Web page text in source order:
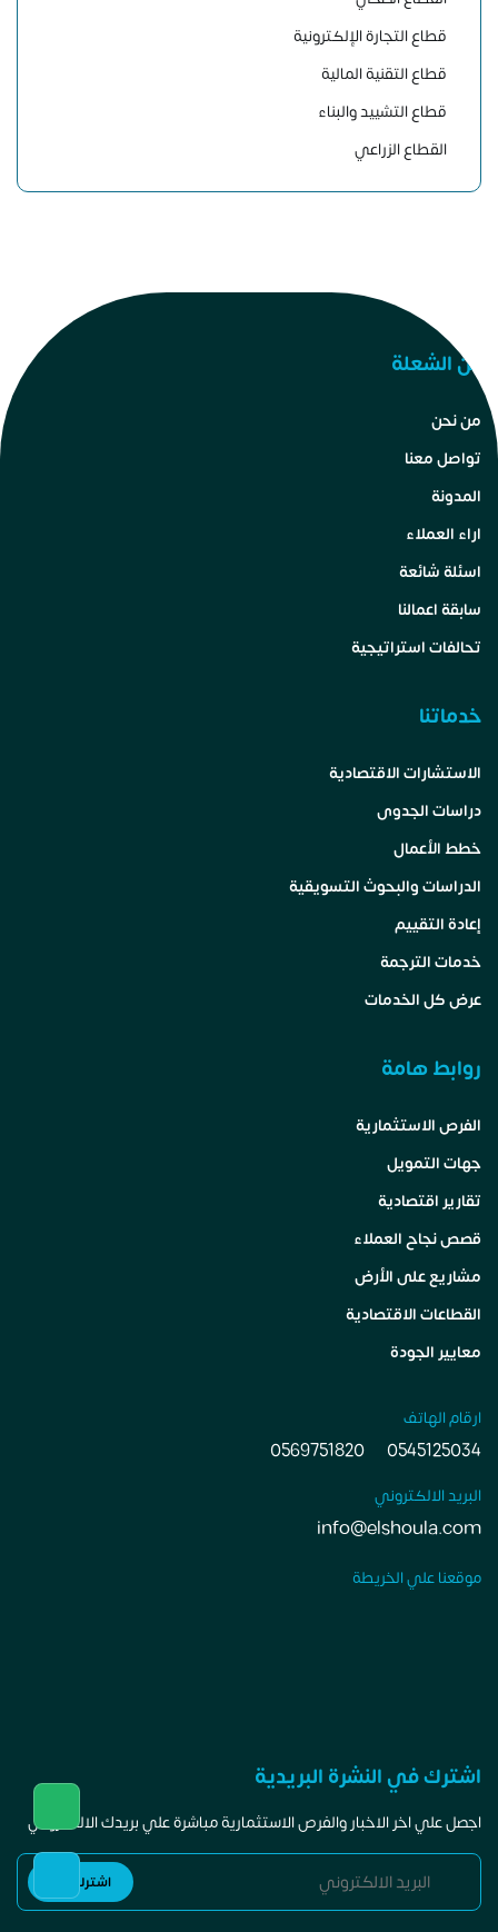
قطاع التجارة الإلكترونية
قطاع التقنية المالية
قطاع التشييد والبناء
القطاع الزراعي
عن الشعلة
من نحن
تواصل معنا
المدونة
اراء العملاء
اسئلة شائعة
سابقة اعمالنا
تحالفات استراتيجية
خدماتنا
الاستشارات الاقتصادية
دراسات الجدوى
خطط الأعمال
الدراسات والبحوث التسويقية
إعادة التقييم
خدمات الترجمة
عرض كل الخدمات
روابط هامة
الفرص الاستثمارية
جهات التمويل
تقارير اقتصادية
قصص نجاح العملاء
مشاريع على الأرض
القطاعات الاقتصادية
معايير الجودة
ارقام الهاتف
0545125034
0569751820
البريد الالكتروني
info@elshoula.com
موقعنا علي الخريطة
اشترك في النشرة البريدية
اجصل علي اخر الاخبار والفرص الاستثمارية مباشرة علي بريدك الالكتروني